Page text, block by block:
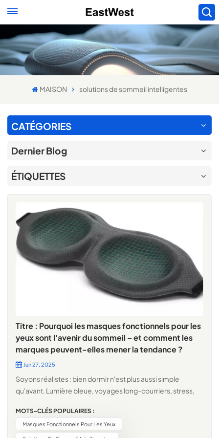
MAISON solutions de sommeil intelligentes
CATÉGORIES
Dernier Blog
ÉTIQUETTES
Titre : Pourquoi les masques fonctionnels pour les
yeux sont l'avenir du sommeil – et comment les
marques peuvent-elles mener la tendance ?
Jun 27, 2025
Soyons réalistes : bien dormir n'est plus aussi simple
qu'avant. Lumière bleue, voyages long-courriers, stress,
plus de défis que jamais. C'est précisément pour cette
raison. masques fonctionnels pour les yeux se hissent au
MOTS-CLÉS POPULAIRES :
Masques Fonctionnels Pour Les Yeux